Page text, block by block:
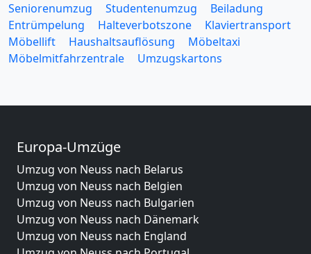
Seniorenumzug
Studentenumzug
Beiladung
Entrümpelung
Halteverbotszone
Klaviertransport
Möbellift
Haushaltsauflösung
Möbeltaxi
Möbelmitfahrzentrale
Umzugskartons
Europa-Umzüge
Umzug von Neuss nach Belarus
Umzug von Neuss nach Belgien
Umzug von Neuss nach Bulgarien
Umzug von Neuss nach Dänemark
Umzug von Neuss nach England